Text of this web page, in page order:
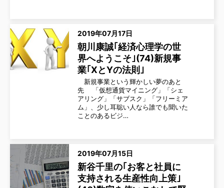
2019年07月17日
朝川康誠｢経済心理学の世
界へようこそ｣(74)新規事
業｢XとYの法則｣
新規事業という輝かしい夢のあと
先 「仮想通貨マイニング」「シェ
アリング」「サブスク」「フリーミア
ム」、少し耳聡い人なら誰でも聞いた
ことのあるビジ…
2019年07月15日
新谷千里の｢お客と社員に
支持される生産性向上策｣